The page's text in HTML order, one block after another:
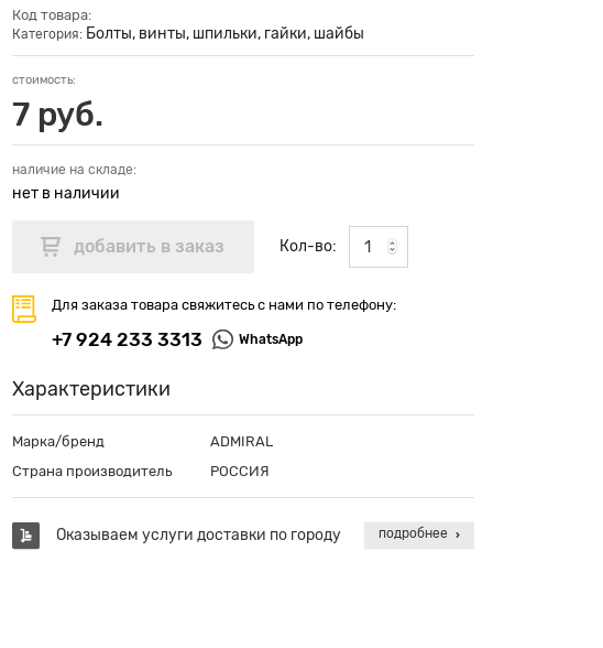
Код товара:
Категория: Болты, винты, шпильки, гайки, шайбы
стоимость:
7 руб.
наличие на складе:
нет в наличии
Кол-во:
Для заказа товара свяжитесь с нами по телефону:
+7 924 233 3313 WhatsApp
Характеристики
Марка/бренд
ADMIRAL
Страна производитель
РОССИЯ
Оказываем услуги доставки по городу подробнее